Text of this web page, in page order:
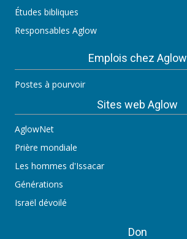
Études bibliques
Responsables Aglow
Emplois chez Aglow
Postes à pourvoir
Sites web Aglow
AglowNet
Prière mondiale
Les hommes d'Issacar
Générations
Israël dévoilé
Don